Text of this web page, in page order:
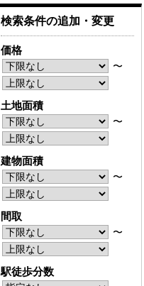
検索条件の追加・変更
価格
〜
土地面積
〜
建物面積
〜
間取
〜
駅徒歩分数